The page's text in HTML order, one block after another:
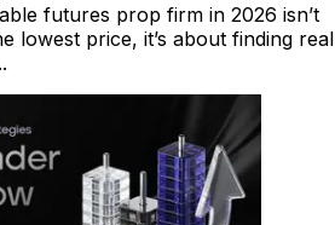
futures prop firm in 2026 isn’t
lowest price, it’s about finding real